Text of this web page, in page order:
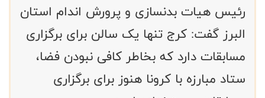
رئیس هیات بدنسازی و پرورش اندام استان
البرز گفت: کرج تنها یک سالن برای برگزاری
مسابقات دارد که بخاطر کافی نبودن فضا،
ستاد مبارزه با کرونا هنوز برای برگزاری